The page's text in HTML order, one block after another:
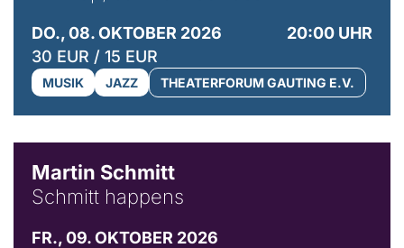
DO., 08. OKTOBER 2026
20:00 UHR
30 EUR / 15 EUR
MUSIK JAZZ THEATERFORUM GAUTING E.V.
Martin Schmitt
Schmitt happens
FR., 09. OKTOBER 2026